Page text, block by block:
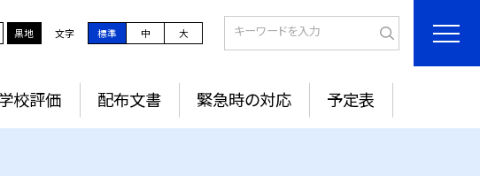
黒地 文字 標準 中 大
校評価 配布文書 緊急時の対応 予定表